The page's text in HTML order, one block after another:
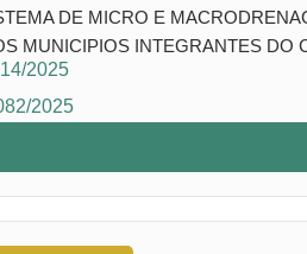
DE MICRO E
MUNICIPIOS INTEGRANTES DO
2025
2025